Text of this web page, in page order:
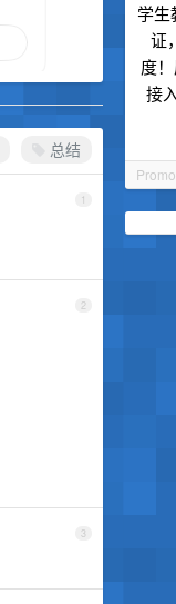
学生
证
度
接
总结
1
2
3